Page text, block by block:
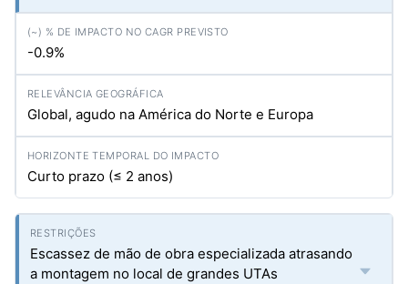
-0.9%
Global, agudo na América do Norte e Europa
Curto prazo (≤ 2 anos)
Escassez de mão de obra especializada atrasando
a montagem no local de grandes UTAs